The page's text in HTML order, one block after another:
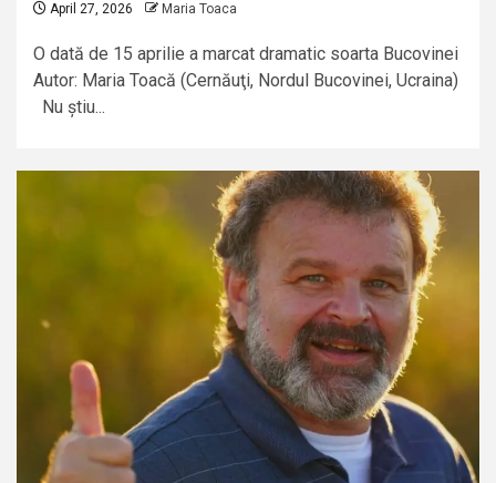
April 27, 2026 Maria Toaca
O dată de 15 aprilie a marcat dramatic soarta Bucovinei
Autor: Maria Toacă (Cernăuţi, Nordul Bucovinei, Ucraina)
Nu știu...